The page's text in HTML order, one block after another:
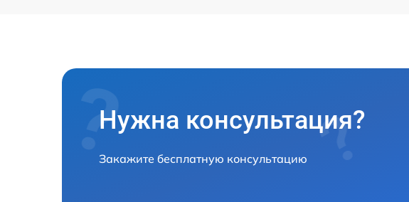
Нужна консультация?
Закажите бесплатную консультацию